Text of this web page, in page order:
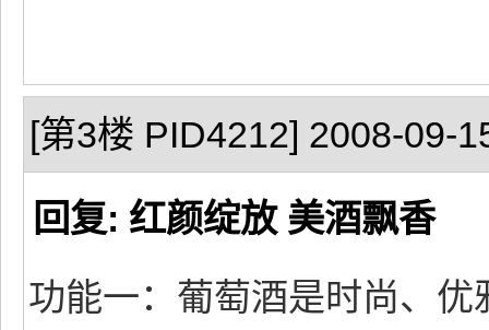
[第3楼 PID4212] 2008-09-
回复: 红颜绽放 美酒飘香
功能一：葡萄酒是时尚、